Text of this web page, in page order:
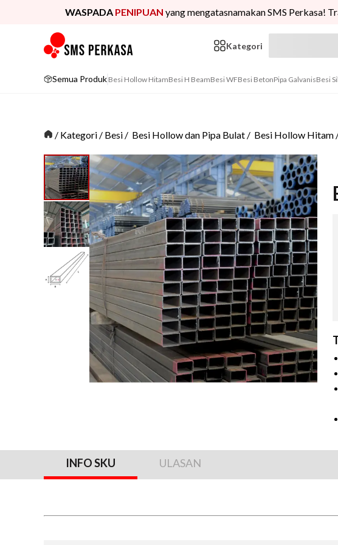
WASPADA PENIPUAN yang mengatasnamakan SMS Perkasa!
Kategori
Semua Produk Besi Hollow HitamBesi H BeamBesi WFBesi BetonPipa GalvanisBesi
/ Kategori / Besi / Besi Hollow dan Pipa Bulat / Besi Hollow Hitam
INFO SKU ULASAN